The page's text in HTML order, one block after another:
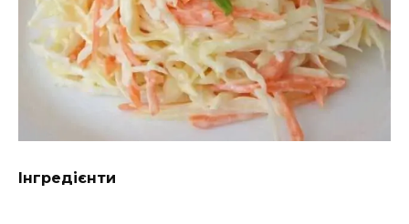
Інгредієнти